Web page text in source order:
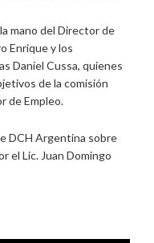
mano del Director de
Enrique y los
Daniel Cussa, quienes
de la comisión
de Empleo.
DCH Argentina sobre
el Lic. Juan Domingo